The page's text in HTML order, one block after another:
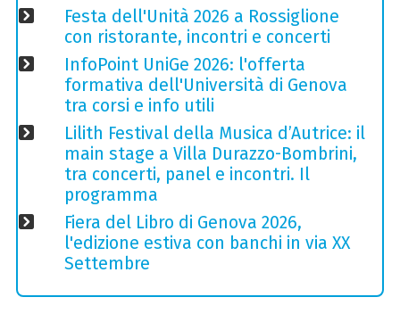
Festa dell'Unità 2026 a Rossiglione
con ristorante, incontri e concerti
InfoPoint UniGe 2026: l'offerta
formativa dell'Università di Genova
tra corsi e info utili
Lilith Festival della Musica d’Autrice: il
main stage a Villa Durazzo-Bombrini,
tra concerti, panel e incontri. Il
programma
Fiera del Libro di Genova 2026,
l'edizione estiva con banchi in via XX
Settembre